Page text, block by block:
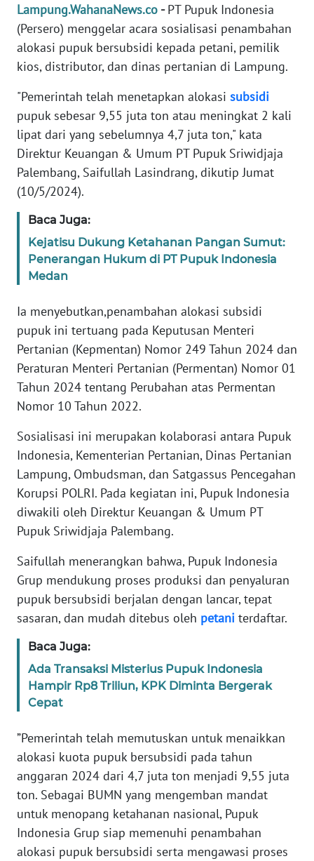
Lampung.WahanaNews.co -PT Pupuk Indonesia
(Persero) menggelar acara sosialisasi penambahan
alokasi pupuk bersubsidi kepada petani, pemilik
kios, distributor, dan dinas pertanian di Lampung.
"Pemerintah telah menetapkan alokasi subsidi
pupuk sebesar 9,55 juta ton atau meningkat 2 kali
lipat dari yang sebelumnya 4,7 juta ton," kata
Direktur Keuangan & Umum PT Pupuk Sriwidjaja
Palembang, Saifullah Lasindrang, dikutip Jumat
(10/5/2024).
Baca Juga:
Kejatisu Dukung Ketahanan Pangan Sumut:
Penerangan Hukum di PT Pupuk Indonesia
Medan
Ia menyebutkan,penambahan alokasi subsidi
pupuk ini tertuang pada Keputusan Menteri
Pertanian (Kepmentan) Nomor 249 Tahun 2024 dan
Peraturan Menteri Pertanian (Permentan) Nomor 01
Tahun 2024 tentang Perubahan atas Permentan
Nomor 10 Tahun 2022.
Sosialisasi ini merupakan kolaborasi antara Pupuk
Indonesia, Kementerian Pertanian, Dinas Pertanian
Lampung, Ombudsman, dan Satgassus Pencegahan
Korupsi POLRI. Pada kegiatan ini, Pupuk Indonesia
diwakili oleh Direktur Keuangan & Umum PT
Pupuk Sriwidjaja Palembang.
Saifullah menerangkan bahwa, Pupuk Indonesia
Grup mendukung proses produksi dan penyaluran
pupuk bersubsidi berjalan dengan lancar, tepat
sasaran, dan mudah ditebus oleh petani terdaftar.
Baca Juga:
Ada Transaksi Misterius Pupuk Indonesia
Hampir Rp8 Triliun, KPK Diminta Bergerak
Cepat
”Pemerintah telah memutuskan untuk menaikkan
alokasi kuota pupuk bersubsidi pada tahun
anggaran 2024 dari 4,7 juta ton menjadi 9,55 juta
ton. Sebagai BUMN yang mengemban mandat
untuk menopang ketahanan nasional, Pupuk
Indonesia Grup siap memenuhi penambahan
alokasi pupuk bersubsidi serta mengawasi proses
PEDOMAN
MEDIA
SIBER
REDAKSI
KARIR
DISCLAIMER
Wahana
Regional
WN
WN
JAKARTA
JABAR
WN
WN
NTT
WN
WN
PAPUA
WN
PAPUA
BARAT
WN
WN
SERAMBI
WN